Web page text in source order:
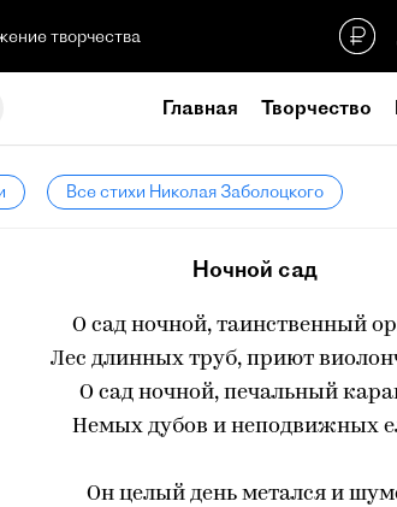
творчества
Главная Творчество
Все стихи Николая Заболоцкого
Ночной сад
О сад ночной, таинственный
Лес длинных труб, приют
О сад ночной, печальный
Немых дубов и неподвижных
Он целый день метался и